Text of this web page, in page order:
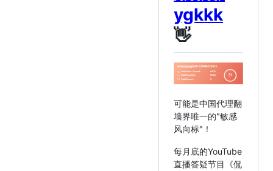
ygkkk
👋
可能是中国代理翻
墙界唯一的"敏感
风向标"！
每月底的YouTube
直播答疑节目《侃